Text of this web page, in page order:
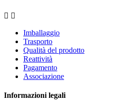
 
Imballaggio
Trasporto
Qualità del prodotto
Reattività
Pagamento
Associazione
Informazioni legali